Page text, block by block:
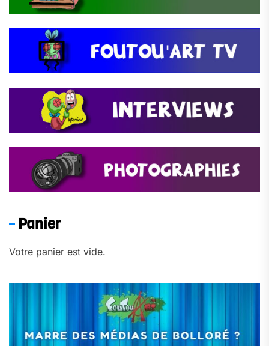
Panier
Votre panier est vide.